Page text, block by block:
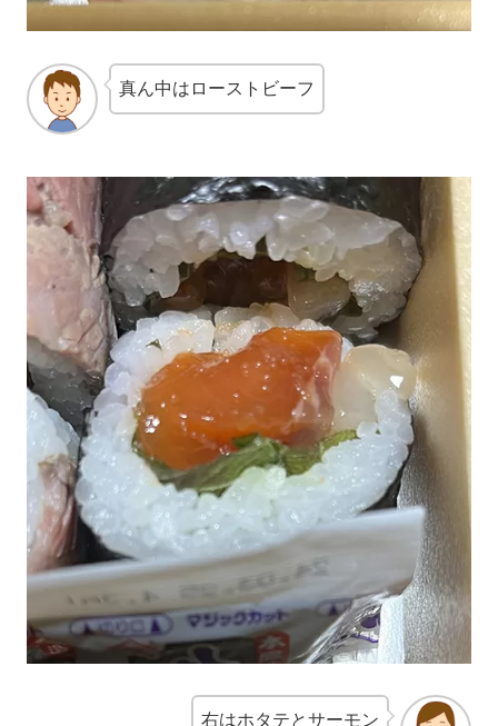
真ん中はローストビーフ
右はホタテとサーモン